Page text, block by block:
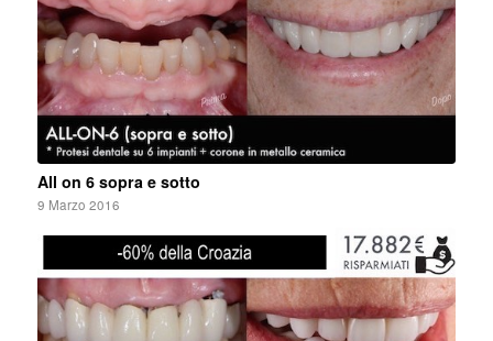
All on 6 sopra e sotto
9 Marzo 2016